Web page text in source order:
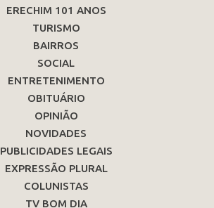
ERECHIM 101 ANOS
TURISMO
BAIRROS
SOCIAL
ENTRETENIMENTO
OBITUÁRIO
OPINIÃO
NOVIDADES
PUBLICIDADES LEGAIS
EXPRESSÃO PLURAL
COLUNISTAS
TV BOM DIA